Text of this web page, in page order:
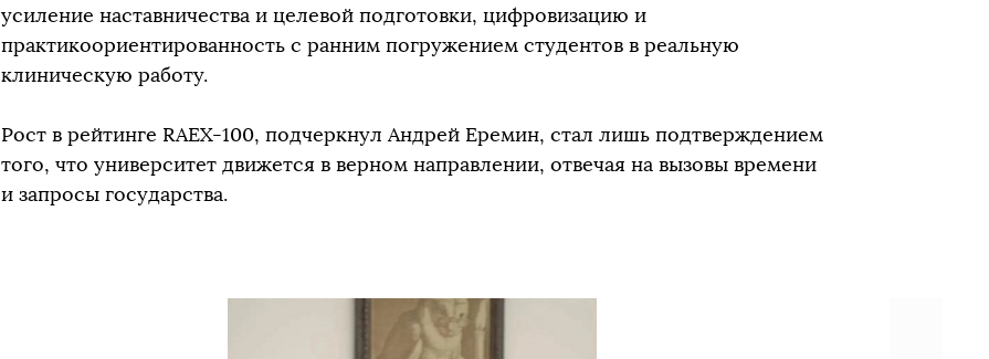
усиление наставничества и целевой подготовки, цифровизацию и
практикоориентированность с ранним погружением студентов в реальную
клиническую работу.
Рост в рейтинге RAEX-100, подчеркнул Андрей Еремин, стал лишь подтверждением
того, что университет движется в верном направлении, отвечая на вызовы времени
и запросы государства.